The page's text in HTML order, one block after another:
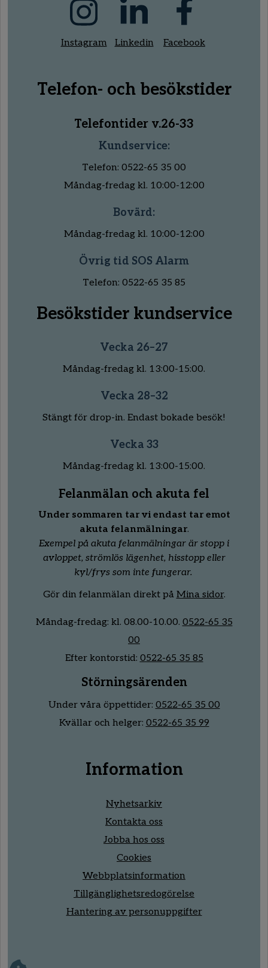
Instagram Linkedin Facebook
Telefon- och besökstider
Telefontider v.26-33
Kundservice:
Telefon: 0522-65 35 00
Måndag-fredag kl. 10:00-12:00
Bovärd:
Måndag-fredag kl. 10:00-12:00
Övrig tid SOS Alarm
Telefon: 0522-65 35 85
Besökstider kundservice
Vecka 26–27
Måndag-fredag kl. 13:00-15:00.
Vecka 28–32
Stängt för drop-in. Endast bokade besök!
Vecka 33
Måndag-fredag kl. 13:00-15:00.
Felanmälan och akuta fel
Under sommaren tar vi endast tar emot
akuta felanmälningar.
Exempel på akuta felanmälningar är stopp i
avloppet, strömlös lägenhet, hisstopp eller
kyl/frys som inte fungerar.
Gör din felanmälan direkt på Mina sidor.
Måndag-fredag: kl. 08.00-10.00. 0522-65 35
00
Efter kontorstid: 0522-65 35 85
Störningsärenden
Under våra öppettider: 0522-65 35 00
Kvällar och helger: 0522-65 35 99
Information
Nyhetsarkiv
Kontakta oss
Jobba hos oss
Cookies
Webbplatsinformation
Tillgänglighetsredogörelse
Hantering av personuppgifter